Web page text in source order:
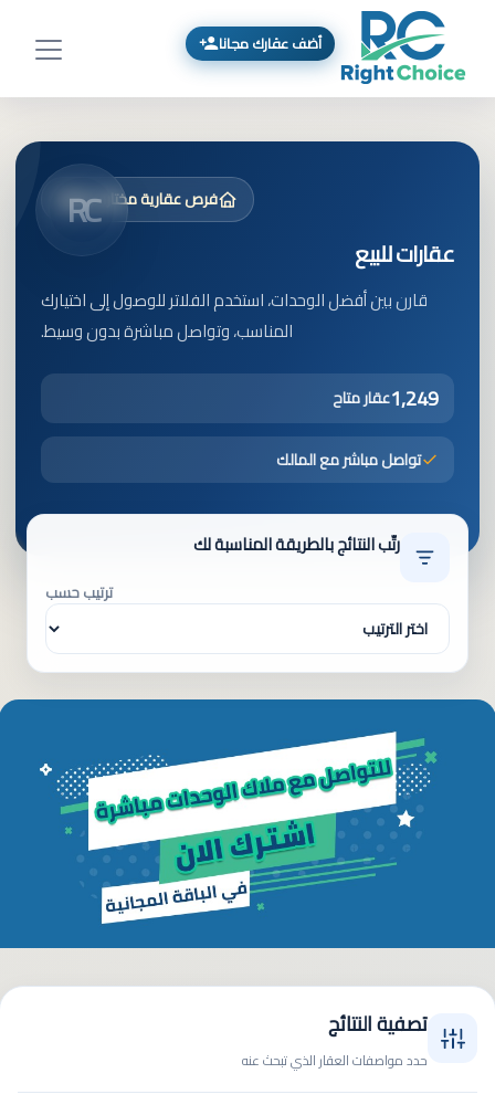
أضف عقارك مجانا
فرص عقارية مختارة بعناية
عقارات للبيع
قارن بين أفضل الوحدات، استخدم الفلاتر للوصول إلى اختيارك
المناسب، وتواصل مباشرة بدون وسيط.
1,249عقار متاح
تواصل مباشر مع المالك
RC
رتّب النتائج بالطريقة المناسبة لك
ترتيب حسب
تصفية النتائج
حدد مواصفات العقار الذي تبحث عنه